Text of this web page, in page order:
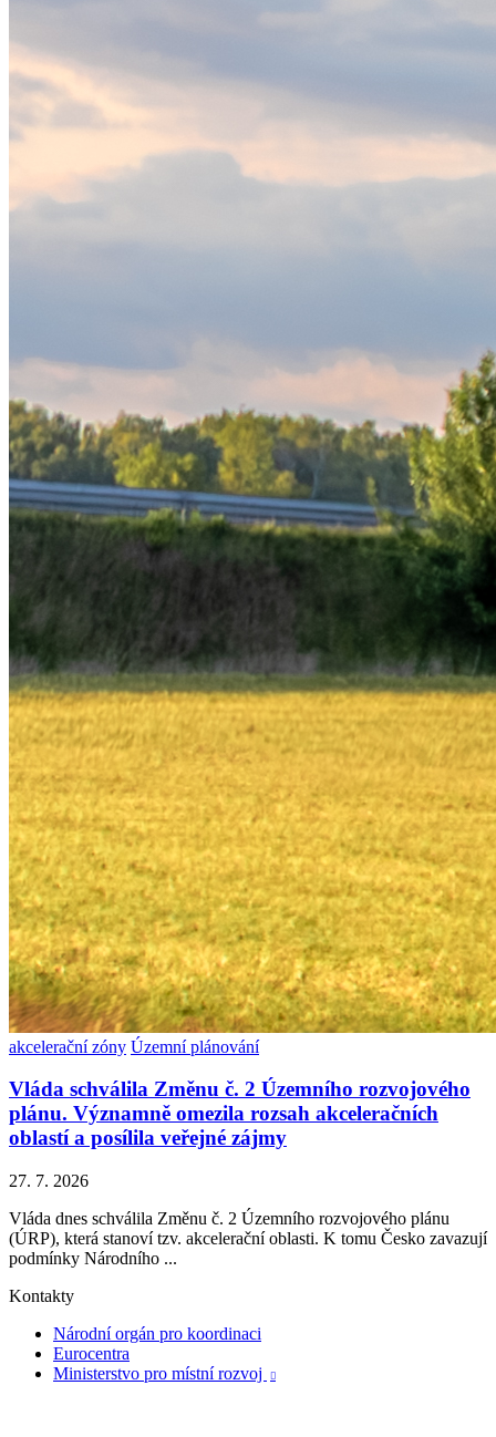
akcelerační zóny Územní plánování
Vláda schválila Změnu č. 2 Územního rozvojového
plánu. Významně omezila rozsah akceleračních
oblastí a posílila veřejné zájmy
27. 7. 2026
Vláda dnes schválila Změnu č. 2 Územního rozvojového plánu
(ÚRP), která stanoví tzv. akcelerační oblasti. K tomu Česko zavazují
podmínky Národního ...
Kontakty
Národní orgán pro koordinaci
Eurocentra
Ministerstvo pro místní rozvoj
